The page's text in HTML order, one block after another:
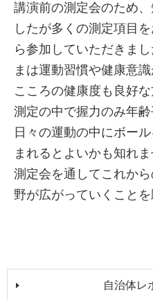
講演前の測定会のため
したが多くの測定項目
ら参加していただきま
まは運動習慣や健康意
こころの健康度も良好
測定の中で握力のみ年齢
日々の運動の中にボー
まれるとよいかも知れま
測定会を通してこれか
野が広がっていくことを
自治体レ